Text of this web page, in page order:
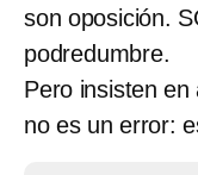
son oposición.
podredumbre.
Pero insisten
no es un error: